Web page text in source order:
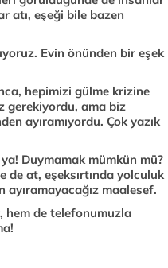
atı, eşeği bile bazen
Evin önünden bir eşek
hepimizi gülme krizine
gerekiyordu, ama biz
ayıramıyordu. Çok yazık
Duymamak mümkün mü?
de at, eşeksırtında yolculuk
maalesef.
hem de telefonumuzla